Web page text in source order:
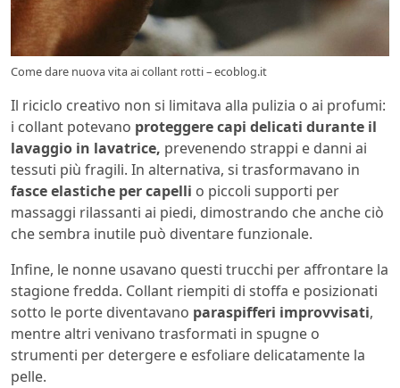
Come dare nuova vita ai collant rotti – ecoblog.it
Il riciclo creativo non si limitava alla pulizia o ai profumi:
i collant potevano proteggere capi delicati durante il
lavaggio in lavatrice, prevenendo strappi e danni ai
tessuti più fragili. In alternativa, si trasformavano in
fasce elastiche per capelli o piccoli supporti per
massaggi rilassanti ai piedi, dimostrando che anche ciò
che sembra inutile può diventare funzionale.
Infine, le nonne usavano questi trucchi per affrontare la
stagione fredda. Collant riempiti di stoffa e posizionati
sotto le porte diventavano paraspifferi improvvisati,
mentre altri venivano trasformati in spugne o
strumenti per detergere e esfoliare delicatamente la
pelle.